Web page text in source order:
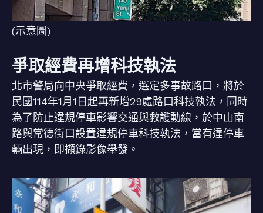
(示意圖)
爭取經費再增科技執法
北市警局向中央爭取經費，選定多事故路口，將於
民國114年1月1日起再新增29處路口科技執法，同時
為了防止違規停車影響交通與救護動線，於中山南
路與常德街口設置違規停車科技執法，當有違停車
輛出現，即擷錄影像舉發。